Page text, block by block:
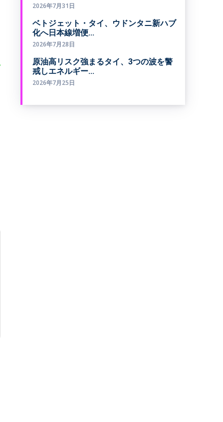
2026年7月31日
ベトジェット・タイ、ウドンタニ新ハブ
化へ日本線増便...
2026年7月28日
原油高リスク強まるタイ、3つの波を警
戒しエネルギー...
2026年7月25日